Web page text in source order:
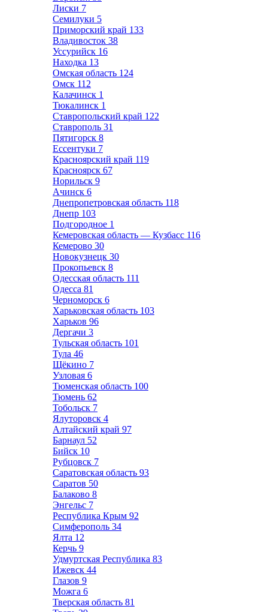
Лиски 7
Семилуки 5
Приморский край 133
Владивосток 38
Уссурийск 16
Находка 13
Омская область 124
Омск 112
Калачинск 1
Тюкалинск 1
Ставропольский край 122
Ставрополь 31
Пятигорск 8
Ессентуки 7
Красноярский край 119
Красноярск 67
Норильск 9
Ачинск 6
Днепропетровская область 118
Днепр 103
Подгородное 1
Кемеровская область — Кузбасс 116
Кемерово 30
Новокузнецк 30
Прокопьевск 8
Одесская область 111
Одесса 81
Черноморск 6
Харьковская область 103
Харьков 96
Дергачи 3
Тульская область 101
Тула 46
Щёкино 7
Узловая 6
Тюменская область 100
Тюмень 62
Тобольск 7
Ялуторовск 4
Алтайский край 97
Барнаул 52
Бийск 10
Рубцовск 7
Саратовская область 93
Саратов 50
Балаково 8
Энгельс 7
Республика Крым 92
Симферополь 34
Ялта 12
Керчь 9
Удмуртская Республика 83
Ижевск 44
Глазов 9
Можга 6
Тверская область 81